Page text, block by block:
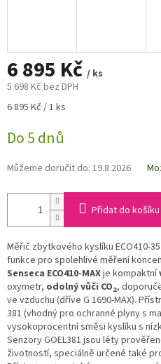
6 895 Kč / ks
5 698 Kč bez DPH
Měrná
6 895 Kč / 1 ks
Do 5 dnů
Můžeme doručit do: 19.8.2026
Přidat do košíku
Měřič zbytkového kyslíku ECO410-
funkce pro spolehlivé měření
Senseca ECO410-MAXje kompaktní
oxymetr, odolný vůči CO2,
ve vzduchu (dříve G 1690-MAX).
381 (vhodný pro ochranné plyny s
vysokoprocentní směsi kyslíku s
Senzory GOEL381 jsou léty
životností, speciálně určené také